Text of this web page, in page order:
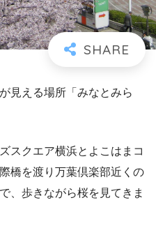
見える場所「みなとみら
スクエア横浜とよこはまコ
橋を渡り万葉倶楽部近くの
、歩きながら桜を見てきま